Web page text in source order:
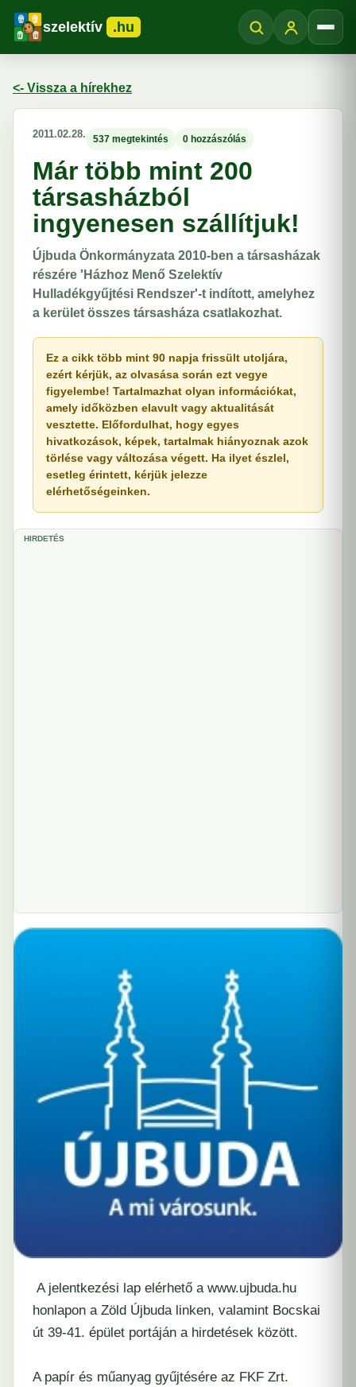
szelektív .hu
<- Vissza a hírekhez
2011.02.28. 537 megtekintés 0 hozzászólás
Már több mint 200
társasházból
ingyenesen szállítjuk!
Újbuda Önkormányzata 2010-ben a társasházak
részére 'Házhoz Menő Szelektív
Hulladékgyűjtési Rendszer'-t indított, amelyhez
a kerület összes társasháza csatlakozhat.
Ez a cikk több mint 90 napja frissült utoljára,
ezért kérjük, az olvasása során ezt vegye
figyelembe! Tartalmazhat olyan információkat,
amely időközben elavult vagy aktualitását
vesztette. Előfordulhat, hogy egyes
hivatkozások, képek, tartalmak hiányoznak azok
törlése vagy változása végett. Ha ilyet észlel,
esetleg érintett, kérjük jelezze
elérhetőségeinken.
HIRDETÉS
A jelentkezési lap elérhető a www.ujbuda.hu
honlapon a Zöld Újbuda linken, valamint Bocskai
út 39-41. épület portáján a hirdetések között.
A papír és műanyag gyűjtésére az FKF Zrt.